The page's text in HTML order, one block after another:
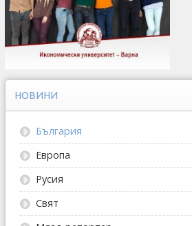
НОВИНИ
България
Европа
Русия
Свят